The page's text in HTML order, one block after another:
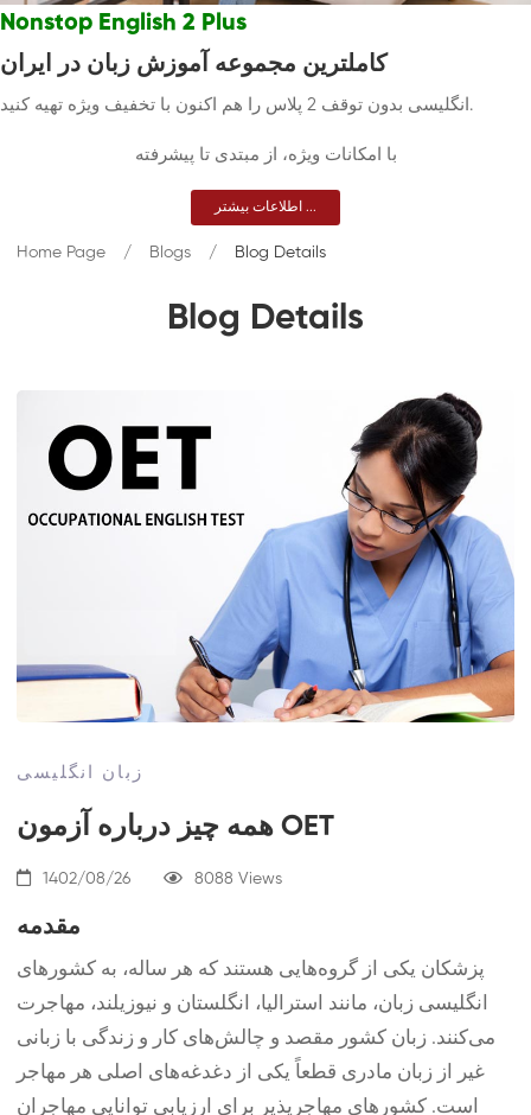
Nonstop English 2 Plus
کاملترین مجموعه آموزش زبان در ایران
انگلیسی بدون توقف 2 پلاس را هم اکنون با تخفیف ویژه تهیه کنید.
با امکانات ویژه، از مبتدی تا پیشرفته
اطلاعات بیشتر ...
Blog Details
Home Page Blogs Blog Details
زبان انگلیسی
همه چیز درباره آزمون OET
1402/08/26 8088 Views
مقدمه
پزشکان یکی از گروه‌هایی هستند که هر ساله، به کشورهای
انگلیسی زبان، مانند استرالیا، انگلستان و نیوزیلند، مهاجرت
می‌کنند. زبان کشور مقصد و چالش‌های کار و زندگی با زبانی
غیر از زبان مادری قطعاً یکی از دغدغه‌های اصلی هر مهاجر
است. کشورهای مهاجرپذیر برای ارزیابی توانایی مهاجران